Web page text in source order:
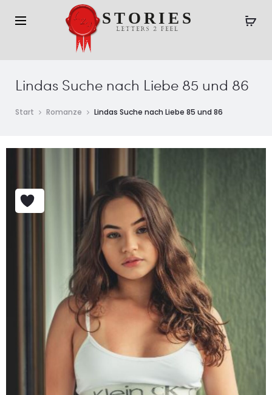
Lindas Suche nach Liebe 85 und 86
Start Romanze Lindas Suche nach Liebe 85 und 86